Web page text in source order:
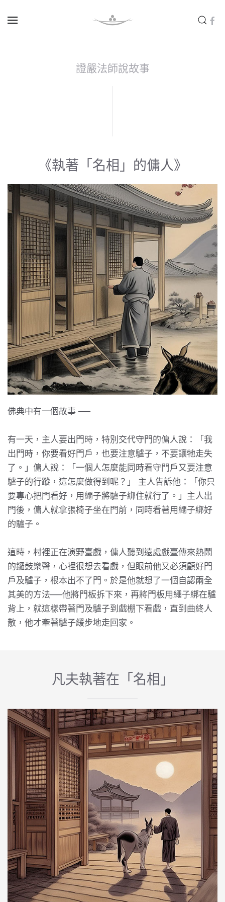
證嚴法師說故事
《執著「名相」的傭人》
佛典中有一個故事 ──
有一天，主人要出門時，特別交代守門的傭人說：「我
出門時，你要看好門戶，也要注意驢子，不要讓牠走失
了。」傭人說：「一個人怎麼能同時看守門戶又要注意
驢子的行蹤，這怎麼做得到呢？」 主人告訴他：「你只
要專心把門看好，用繩子將驢子綁住就行了。」主人出
門後，傭人就拿張椅子坐在門前，同時看著用繩子綁好
的驢子。
這時，村裡正在演野臺戲，傭人聽到遠處戲臺傳來熱鬧
的鑼鼓樂聲，心裡很想去看戲，但眼前他又必須顧好門
戶及驢子，根本出不了門。於是他就想了一個自認兩全
其美的方法──他將門板拆下來，再將門板用繩子綁在驢
背上，就這樣帶著門及驢子到戲棚下看戲，直到曲終人
散，他才牽著驢子緩步地走回家。
凡夫執著在「名相」